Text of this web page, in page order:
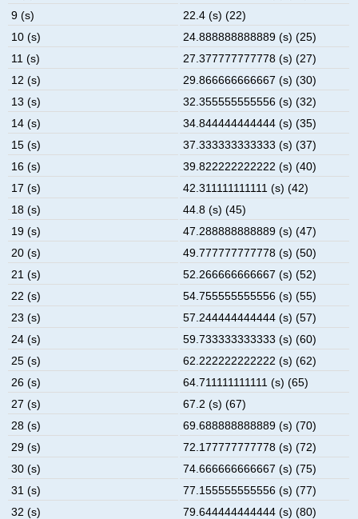
9 (s)
22.4 (s) (22)
10 (s)
24.888888888889 (s) (25)
11 (s)
27.377777777778 (s) (27)
12 (s)
29.866666666667 (s) (30)
13 (s)
32.355555555556 (s) (32)
14 (s)
34.844444444444 (s) (35)
15 (s)
37.333333333333 (s) (37)
16 (s)
39.822222222222 (s) (40)
17 (s)
42.311111111111 (s) (42)
18 (s)
44.8 (s) (45)
19 (s)
47.288888888889 (s) (47)
20 (s)
49.777777777778 (s) (50)
21 (s)
52.266666666667 (s) (52)
22 (s)
54.755555555556 (s) (55)
23 (s)
57.244444444444 (s) (57)
24 (s)
59.733333333333 (s) (60)
25 (s)
62.222222222222 (s) (62)
26 (s)
64.711111111111 (s) (65)
27 (s)
67.2 (s) (67)
28 (s)
69.688888888889 (s) (70)
29 (s)
72.177777777778 (s) (72)
30 (s)
74.666666666667 (s) (75)
31 (s)
77.155555555556 (s) (77)
32 (s)
79.644444444444 (s) (80)